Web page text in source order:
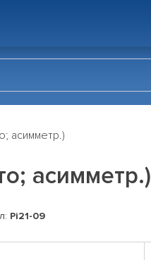
асимметр.)
асимметр.)
Pi21-09